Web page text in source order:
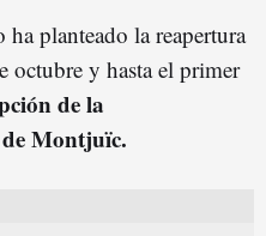
planteado la reapertura
octubre y hasta el primer
de la
Montjuïc.